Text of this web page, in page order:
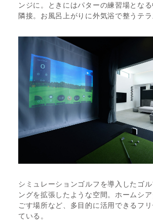
ンジに。ときにはパターの練習場とな
隣接。お風呂上がりに外気浴で整うテラ
シミュレーションゴルフを導入したゴ
ングを拡張したような空間。ホームシ
ごす場所など、多目的に活用できるフ
ている。